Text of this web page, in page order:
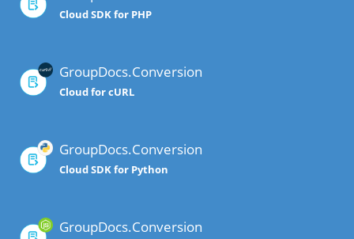
Cloud SDK for PHP
GroupDocs.Conversion
Cloud for cURL
GroupDocs.Conversion
Cloud SDK for Python
GroupDocs.Conversion